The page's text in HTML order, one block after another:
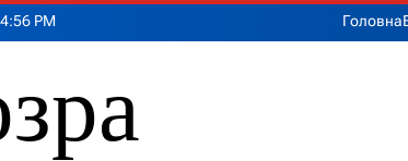
:57 PM Головна